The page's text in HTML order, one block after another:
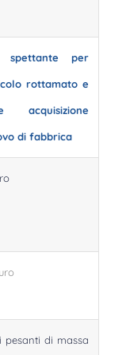
spettante per
rottamato e
acquisizione
di fabbrica
pesanti di massa